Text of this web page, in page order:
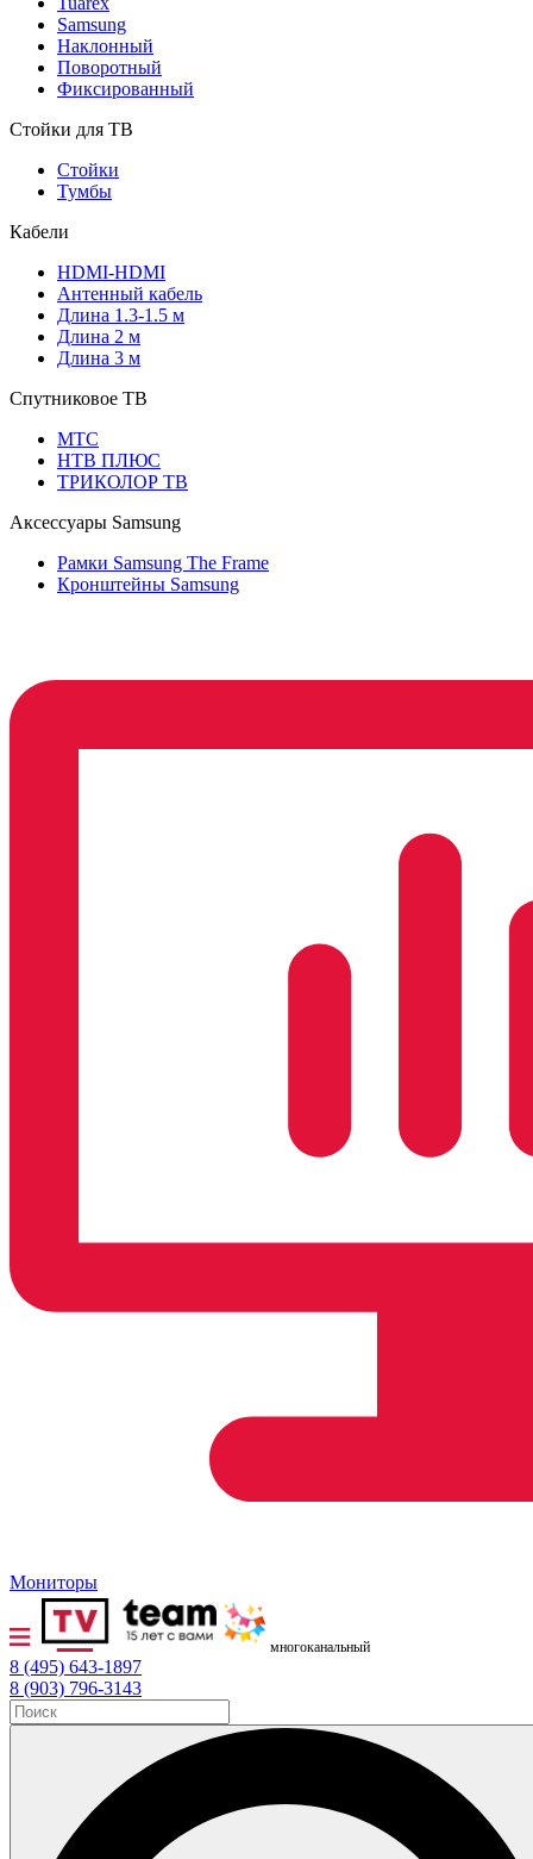
Samsung
Наклонный
Поворотный
Фиксированный
Стойки для ТВ
Стойки
Тумбы
Кабели
HDMI-HDMI
Антенный кабель
Длина 1.3-1.5 м
Длина 2 м
Длина 3 м
Спутниковое ТВ
МТС
НТВ ПЛЮС
ТРИКОЛОР ТВ
Аксессуары Samsung
Рамки Samsung The Frame
Кронштейны Samsung
Мониторы
многоканальный
8 (495) 643-1897
8 (903) 796-3143